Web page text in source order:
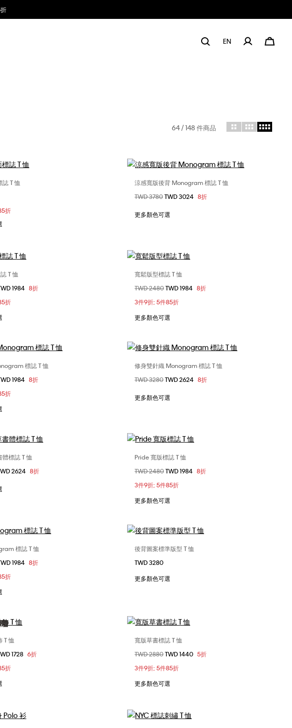
EN
64 / 148 件商品
T 恤
折
選擇您的尺碼
XS
S
XXL
涼感寬版後背 Monogram 標誌 T 恤
價格扣減從
TWD 3780至
TWD 3024 8折
更多顏色可選
T 恤
1984 8折
折
XS
S
XXL
寬鬆版型標誌 T 恤
價格扣減從
TWD 2480至
TWD 1984 8折
3件9折; 5件85折
更多顏色可選
選擇您的尺碼
M
標誌 T 恤
1984 8折
折
選擇您的尺碼
S
M
XXL
修身雙針織 Monogram 標誌 T 恤
價格扣減從
TWD 3280至
TWD 2624 8折
更多顏色可選
選擇您的尺碼
S
標誌 T 恤
2624 8折
S
Pride 寬版標誌 T 恤
價格扣減從
TWD 2480至
TWD 1984 8折
3件9折; 5件85折
更多顏色可選
選擇您的尺碼
S
標誌 T 恤
1984 8折
折
選擇您的尺碼
後背圖案標準版型 T 恤
TWD 3280
更多顏色可選
XS
S
T 恤
1728 6折
折
XS
寬版草書標誌 T 恤
價格扣減從
TWD 2880至
TWD 1440 5折
3件9折; 5件85折
更多顏色可選